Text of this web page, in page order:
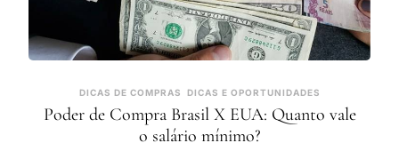
DICAS DE COMPRAS DICAS E OPORTUNIDADES
Poder de Compra Brasil X EUA: Quanto vale
o salário mínimo?